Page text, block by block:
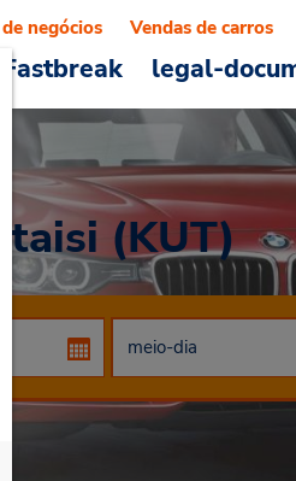
Fastbreak legal-
negócios Vendas de carros
(KUT)